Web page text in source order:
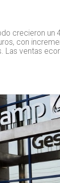
crecieron un
con
Las ventas